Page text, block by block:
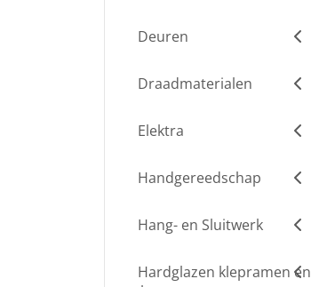
Deuren
Draadmaterialen
Elektra
Handgereedschap
Hang- en Sluitwerk
Hardglazen klepramen en